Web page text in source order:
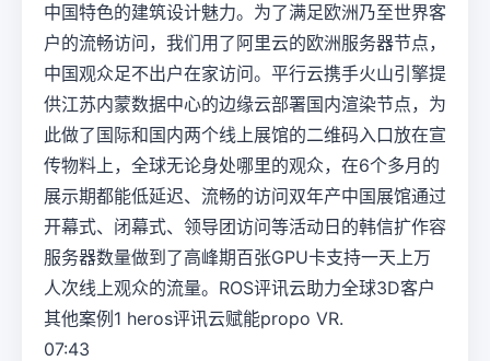
中国特色的建筑设计魅力。为了满足欧洲乃至世界客
户的流畅访问，我们用了阿里云的欧洲服务器节点，
中国观众足不出户在家访问。平行云携手火山引擎提
供江苏内蒙数据中心的边缘云部署国内渲染节点，为
此做了国际和国内两个线上展馆的二维码入口放在宣
传物料上，全球无论身处哪里的观众，在6个多月的
展示期都能低延迟、流畅的访问双年产中国展馆通过
开幕式、闭幕式、领导团访问等活动日的韩信扩作容
服务器数量做到了高峰期百张GPU卡支持一天上万
人次线上观众的流量。ROS评讯云助力全球3D客户
其他案例1 heros评讯云赋能propo VR.
07:43